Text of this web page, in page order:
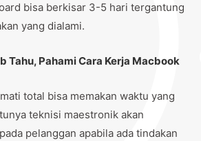
bisa berkisar 3-5 hari tergantung
yang dialami.
Tahu, Pahami Cara Kerja Macbook
total bisa memakan waktu yang
teknisi maestronik akan
pelanggan apabila ada tindakan